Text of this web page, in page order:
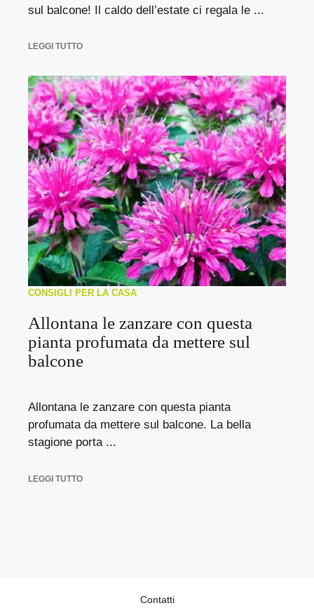
sul balcone! Il caldo dell’estate ci regala le ...
LEGGI TUTTO
CONSIGLI PER LA CASA
Allontana le zanzare con questa
pianta profumata da mettere sul
balcone
Allontana le zanzare con questa pianta
profumata da mettere sul balcone. La bella
stagione porta ...
LEGGI TUTTO
Contatti